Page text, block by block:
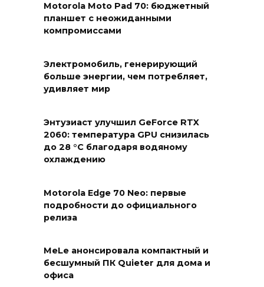
Motorola Moto Pad 70: бюджетный
планшет с неожиданными
компромиссами
Электромобиль, генерирующий
больше энергии, чем потребляет,
удивляет мир
Энтузиаст улучшил GeForce RTX
2060: температура GPU снизилась
до 28 °C благодаря водяному
охлаждению
Motorola Edge 70 Neo: первые
подробности до официального
релиза
MeLe анонсировала компактный и
бесшумный ПК Quieter для дома и
офиса